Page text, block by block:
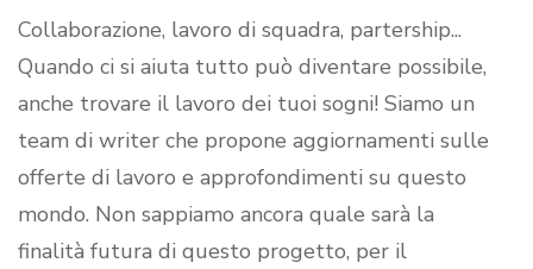
Collaborazione, lavoro di squadra, partership...
Quando ci si aiuta tutto può diventare possibile,
anche trovare il lavoro dei tuoi sogni! Siamo un
team di writer che propone aggiornamenti sulle
offerte di lavoro e approfondimenti su questo
mondo. Non sappiamo ancora quale sarà la
finalità futura di questo progetto, per il